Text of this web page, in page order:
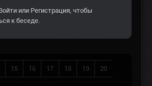
или Регистрация, чтобы
к беседе.
15 16 17 18 19 20